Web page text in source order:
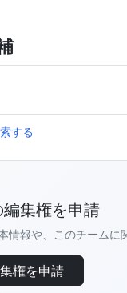
する
集権を申請
情報や、このチームに
権を申請